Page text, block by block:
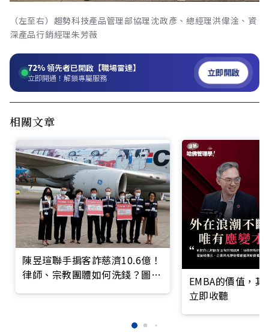
（左至右）趨勢科技產品管理部協理沈政彥、總經理洪偉淦、資
深產品行銷經理朱芳薇
72%領先者已開啟【職場雷達】
立即開通！解鎖專屬服務 立即開啟
相關文章
陳昱瑄聯手掮客詐慈濟10.6億！
律師、宗教團體如何洗錢？圖解
EMBA的價值，
立即收聽